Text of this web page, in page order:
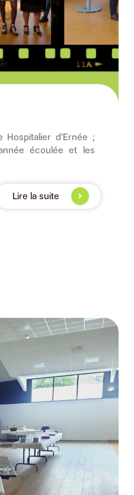
d’Ernée ;
écoulée et les
Lire la suite